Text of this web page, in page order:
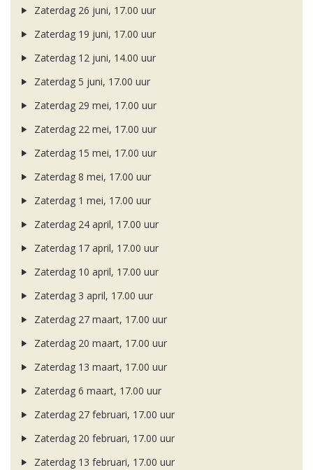
Zaterdag 26 juni, 17.00 uur
Zaterdag 19 juni, 17.00 uur
Zaterdag 12 juni, 14.00 uur
Zaterdag 5 juni, 17.00 uur
Zaterdag 29 mei, 17.00 uur
Zaterdag 22 mei, 17.00 uur
Zaterdag 15 mei, 17.00 uur
Zaterdag 8 mei, 17.00 uur
Zaterdag 1 mei, 17.00 uur
Zaterdag 24 april, 17.00 uur
Zaterdag 17 april, 17.00 uur
Zaterdag 10 april, 17.00 uur
Zaterdag 3 april, 17.00 uur
Zaterdag 27 maart, 17.00 uur
Zaterdag 20 maart, 17.00 uur
Zaterdag 13 maart, 17.00 uur
Zaterdag 6 maart, 17.00 uur
Zaterdag 27 februari, 17.00 uur
Zaterdag 20 februari, 17.00 uur
Zaterdag 13 februari, 17.00 uur